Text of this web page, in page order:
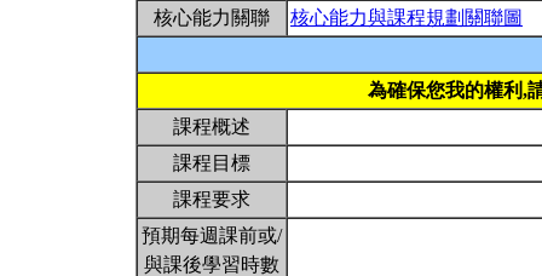
核心能力關聯
核心能力與課程規劃關聯圖
為確保您我的權利,
課程概述
課程目標
課程要求
預期每週課前或/
與課後學習時數